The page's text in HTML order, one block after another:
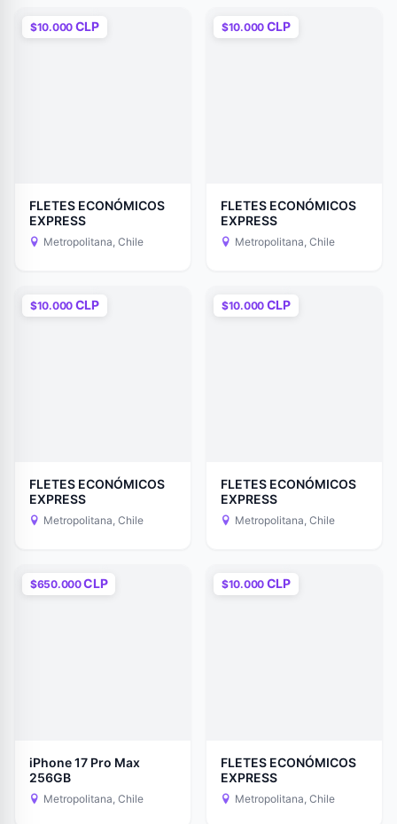
$10.000 CLP
FLETES ECONÓMICOS
EXPRESS
Metropolitana, Chile
$10.000 CLP
FLETES ECONÓMICOS
EXPRESS
Metropolitana, Chile
$10.000 CLP
FLETES ECONÓMICOS
EXPRESS
Metropolitana, Chile
$10.000 CLP
FLETES ECONÓMICOS
EXPRESS
Metropolitana, Chile
$650.000CLP
iPhone 17 Pro Max
256GB
Metropolitana, Chile
$10.000 CLP
FLETES ECONÓMICOS
EXPRESS
Metropolitana, Chile